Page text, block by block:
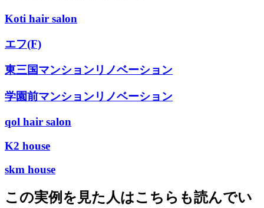
Koti hair salon
エフ(F)
東三国マンションリノベーション
学園前マンションリノベーション
qol hair salon
K2 house
skm house
この実例を見た人はこちらも読んでい